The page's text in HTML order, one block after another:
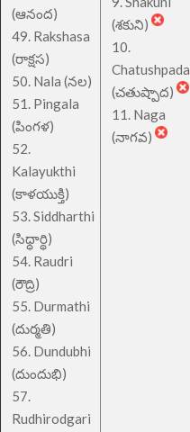
(ఆనంద)
49. Rakshasa
(రాక్షస)
50. Nala (నల)
51. Pingala
(పింగళ)
52.
Kalayukthi
(కాళయుక్తి)
53. Siddharthi
(సిధ్ధార్థి)
54. Raudri
(రౌద్రి)
55. Durmathi
(దుర్మతి)
56. Dundubhi
(దుందుభి)
57.
Rudhirodgari
(శకుని)
10.
Chatushpada
(చతుష్పాద)
11. Naga
(నాగవ)